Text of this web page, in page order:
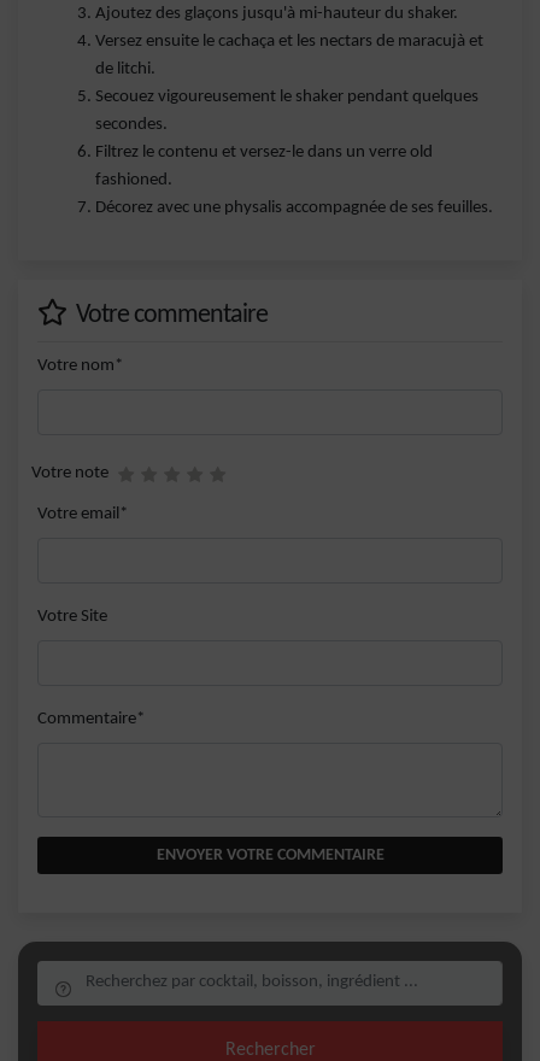
Ajoutez des glaçons jusqu'à mi-hauteur du shaker.
Versez ensuite le cachaça et les nectars de maracujà et
de litchi.
Secouez vigoureusement le shaker pendant quelques
secondes.
Filtrez le contenu et versez-le dans un verre old
fashioned.
Décorez avec une physalis accompagnée de ses feuilles.
Votre commentaire
Votre nom*
Votre note
Votre email*
Votre Site
Commentaire*
ENVOYER VOTRE COMMENTAIRE
Rechercher